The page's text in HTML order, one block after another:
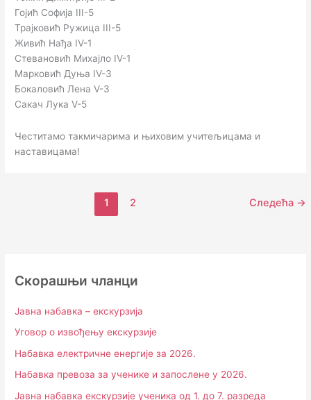
Гојић Софија III-5
Трајковић Ружица III-5
Живић Нађа IV-1
Стевановић Михајло IV-1
Марковић Дуња IV-3
Бокаловић Лена V-3
Сакач Лука V-5
Честитамо такмичарима и њиховим учитељицама и
наставицама!
1 2 Следећа →
Скорашњи чланци
Јавна набавка – екскурзија
Уговор о извођењу екскурзије
Набавка електричне енергије за 2026.
Набавка превоза за ученике и запослене у 2026.
Јавна набавка екскурзије ученика од 1. до 7. разреда